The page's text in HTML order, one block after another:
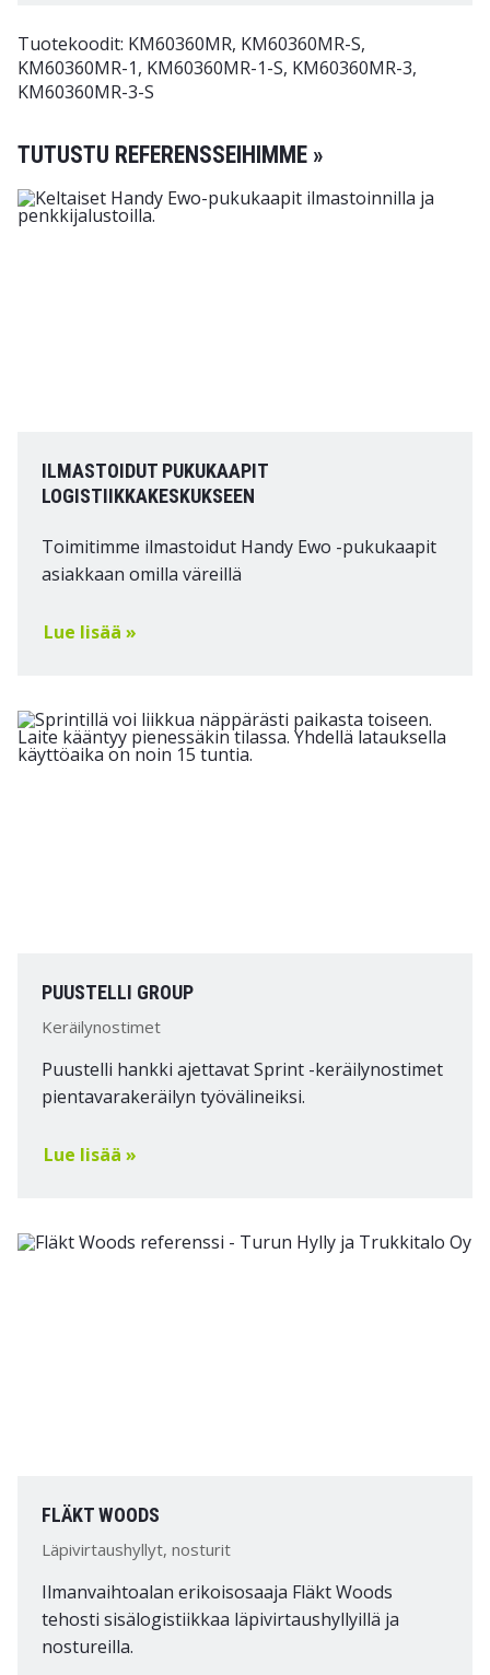
Tuotekoodit: KM60360MR, KM60360MR-S,
KM60360MR-1, KM60360MR-1-S, KM60360MR-3,
KM60360MR-3-S
TUTUSTU REFERENSSEIHIMME »
ILMASTOIDUT PUKUKAAPIT
LOGISTIIKKAKESKUKSEEN
Toimitimme ilmastoidut Handy Ewo -pukukaapit
asiakkaan omilla väreillä
Lue lisää »
PUUSTELLI GROUP
Keräilynostimet
Puustelli hankki ajettavat Sprint -keräilynostimet
pientavarakeräilyn työvälineiksi.
Lue lisää »
FLÄKT WOODS
Läpivirtaushyllyt, nosturit
Ilmanvaihtoalan erikoisosaaja Fläkt Woods
tehosti sisälogistiikkaa läpivirtaushyllyillä ja
nostureilla.